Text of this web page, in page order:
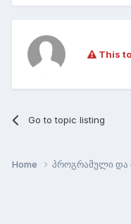
This
Go to topic listing
Home პროგრამული და